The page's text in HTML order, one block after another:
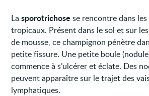
Lasporotrichose se rencontre dans
tropicaux. Présent dans le sol et sur
de mousse, ce champignon pénètre
petite fissure. Une petite boule
commence à s’ulcérer et éclate. Des
peuvent apparaître sur le trajet des
lymphatiques.